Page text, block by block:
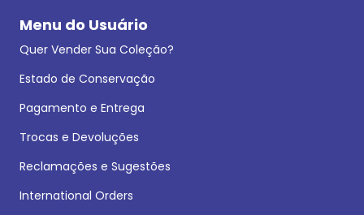
Menu do Usuário
Quer Vender Sua Coleção?
Estado de Conservação
Pagamento e Entrega
Trocas e Devoluções
Reclamações e Sugestões
International Orders